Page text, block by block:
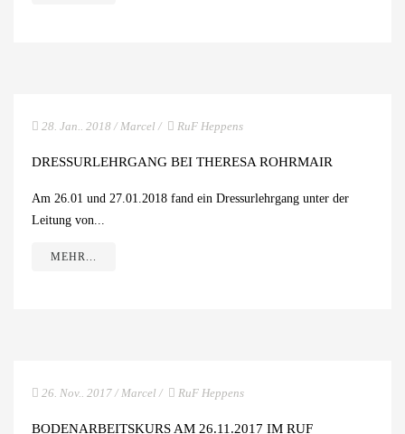
28. Jan.. 2018 / Marcel / RuF Heppens
DRESSURLEHRGANG BEI THERESA ROHRMAIR
Am 26.01 und 27.01.2018 fand ein Dressurlehrgang unter der
Leitung von...
MEHR...
26. Nov.. 2017 / Marcel / RuF Heppens
BODENARBEITSKURS AM 26.11.2017 IM RUF